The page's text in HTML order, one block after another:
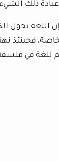
ذلك
تحول
فحينئذ
للغة في